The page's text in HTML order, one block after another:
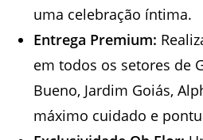
uma celebração íntima.
Entrega Premium:
em todos os setores de
Bueno, Jardim Goiás,
máximo cuidado e